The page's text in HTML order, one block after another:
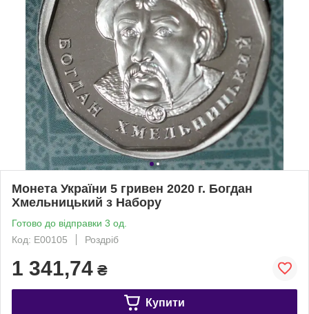
Монета України 5 гривен 2020 г. Богдан
Хмельницький з Набору
Готово до відправки 3 од.
Код: Е00105
Роздріб
1 341,74 ₴
Купити